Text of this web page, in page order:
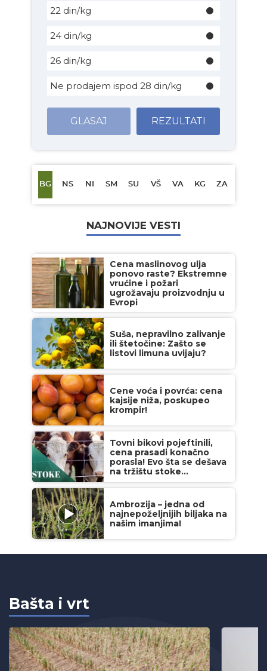
22 din/kg
24 din/kg
26 din/kg
Ne prodajem ispod 28 din/kg
GLASAJ REZULTATI
BG NS NI SM SU VŠ VA KG ZA
NAJNOVIJE VESTI
Cena maslinovog ulja
ponovo raste? Ekstremne
vrućine i požari
ugrožavaju proizvodnju u
Evropi
Suša, nepravilno zalivanje
ili štetočine: Zašto se
listovi limuna uvijaju?
Cene voća i povrća: cena
kajsije niža, poskupeo
krompir!
Tovni bikovi pojeftinili,
cena prasadi konačno
porasla! Evo šta se dešava
na tržištu stoke...
Ambrozija – jedna od
najnepoželjnijih biljaka na
našim imanjima!
Bašta i vrt